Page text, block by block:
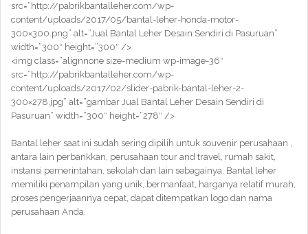
src=”http://pabrikbantalleher.com/wp-
content/uploads/2017/05/bantal-leher-honda-motor-
300×300.png” alt=”Jual Bantal Leher Desain Sendiri di Pasuruan”
width=”300″ height=”300″ />
<img class=”alignnone size-medium wp-image-36″
src=”http://pabrikbantalleher.com/wp-
content/uploads/2017/02/slider-pabrik-bantal-leher-2-
300×278.jpg” alt=”gambar Jual Bantal Leher Desain Sendiri di
Pasuruan” width=”300″ height=”278″ />
Bantal leher saat ini sudah sering dipilih untuk souvenir perusahaan ,
antara lain perbankkan, perusahaan tour and travel, rumah sakit,
instansi pemerintahan, sekolah dan lain sebagainya. Bantal leher
memiliki penampilan yang unik, bermanfaat, harganya relatif murah,
proses pengerjaannya cepat, dapat ditempatkan logo dan nama
perusahaan Anda.